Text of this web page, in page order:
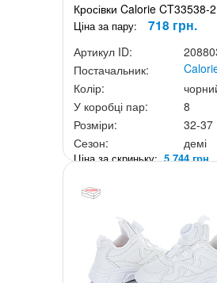
Кросівки Calorie CT33538-2
Ціна за пару: 718 грн.
Артикул ID:
Постачальник:
Колір:
У коробці пар:
8
Розміри:
32-37
Сезон:
демі
Ціна за скриньку:5 744 грн.